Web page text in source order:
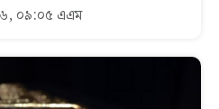
০৯:০৫ এএম